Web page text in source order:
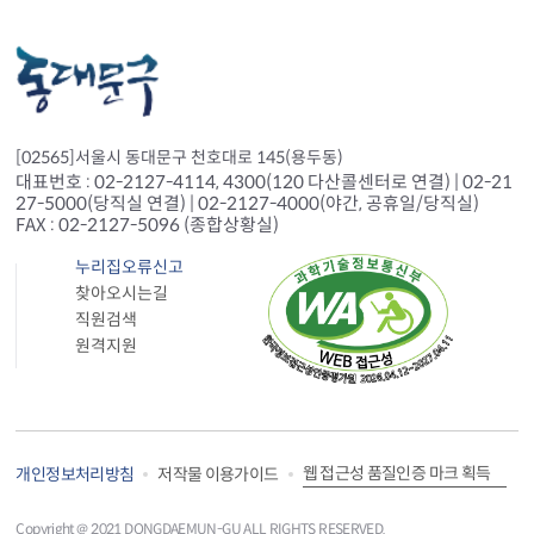
[02565]서울시 동대문구 천호대로 145(용두동)
대표번호 : 02-2127-4114, 4300(120 다산콜센터로 연결) | 02-21
27-5000(당직실 연결) | 02-2127-4000(야간, 공휴일/당직실)
FAX : 02-2127-5096 (종합상황실)
누리집오류신고
찾아오시는길
직원검색
원격지원
개인정보처리방침 저작물 이용가이드 웹 접근성 품질인증 마크 획득
Copyright＠ 2021 DONGDAEMUN-GU ALL RIGHTS RESERVED.